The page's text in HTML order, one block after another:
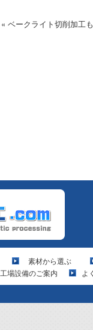
« ベークライト切削加工
素材から選ぶ
工場設備のご案内
よ